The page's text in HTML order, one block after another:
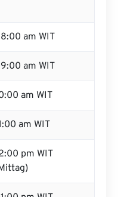
am WIT
am WIT
am WIT
am WIT
pm WIT